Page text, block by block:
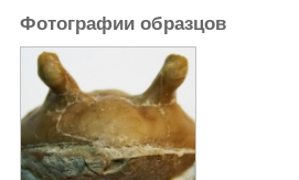
Фотографии образцов